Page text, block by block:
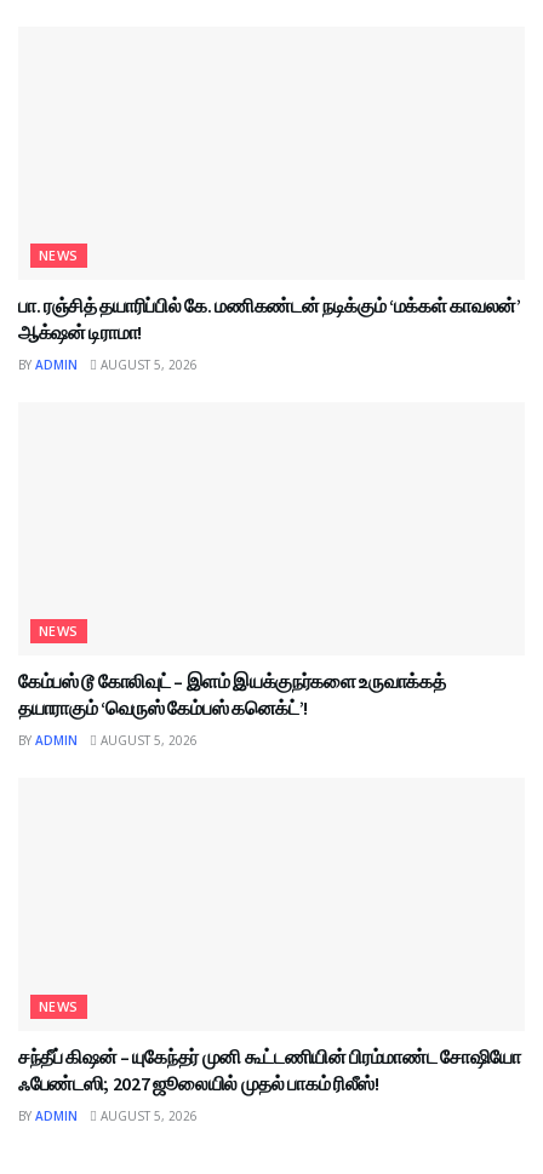
NEWS
பா. ரஞ்சித் தயாரிப்பில் கே. மணிகண்டன் நடிக்கும் ‘மக்கள் காவலன்’
ஆக்‌ஷன் டிராமா!
BY ADMIN AUGUST 5, 2026
NEWS
கேம்பஸ் டூ கோலிவுட் – இளம் இயக்குநர்களை உருவாக்கத்
தயாராகும் ‘வெருஸ் கேம்பஸ் கனெக்ட்’!
BY ADMIN AUGUST 5, 2026
NEWS
சந்தீப் கிஷன் – யுகேந்தர் முனி கூட்டணியின் பிரம்மாண்ட சோஷியோ
ஃபேண்டஸி; 2027 ஜூலையில் முதல் பாகம் ரிலீஸ்!
BY ADMIN AUGUST 5, 2026